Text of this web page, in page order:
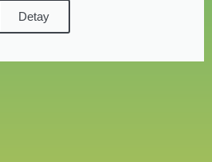
Detay